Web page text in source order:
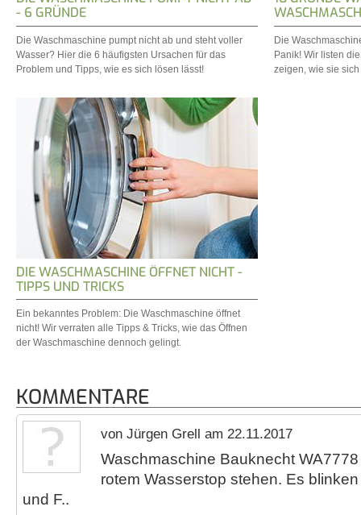
- 6 GRÜNDE
Die Waschmaschine pumpt nicht ab und steht voller
Wasser? Hier die 6 häufigsten Ursachen für das
Problem und Tipps, wie es sich lösen lässt!
Die
Panik! Wir listen
zeigen, wie sie
DIE WASCHMASCHINE ÖFFNET NICHT -
TIPPS UND TRICKS
Ein bekanntes Problem: Die Waschmaschine öffnet
nicht! Wir verraten alle Tipps & Tricks, wie das Öffnen
der Waschmaschine dennoch gelingt.
KOMMENTARE
von Jürgen Grell am 22.11.2017
Waschmaschine Bauknecht
rotem Wasserstop stehen. Es
und F..